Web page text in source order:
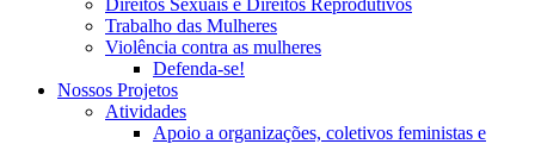
Trabalho das Mulheres
Violência contra as mulheres
Defenda-se!
Nossos Projetos
Atividades
Apoio a organizações, coletivos feministas e